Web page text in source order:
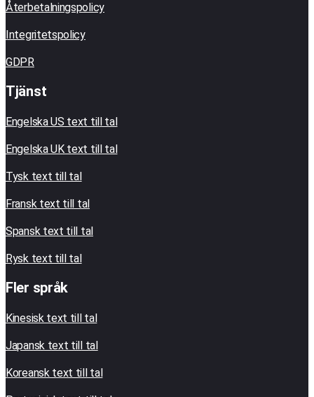
Återbetalningspolicy
Integritetspolicy
GDPR
Tjänst
Engelska US text till tal
Engelska UK text till tal
Tysk text till tal
Fransk text till tal
Spansk text till tal
Rysk text till tal
Fler språk
Kinesisk text till tal
Japansk text till tal
Koreansk text till tal